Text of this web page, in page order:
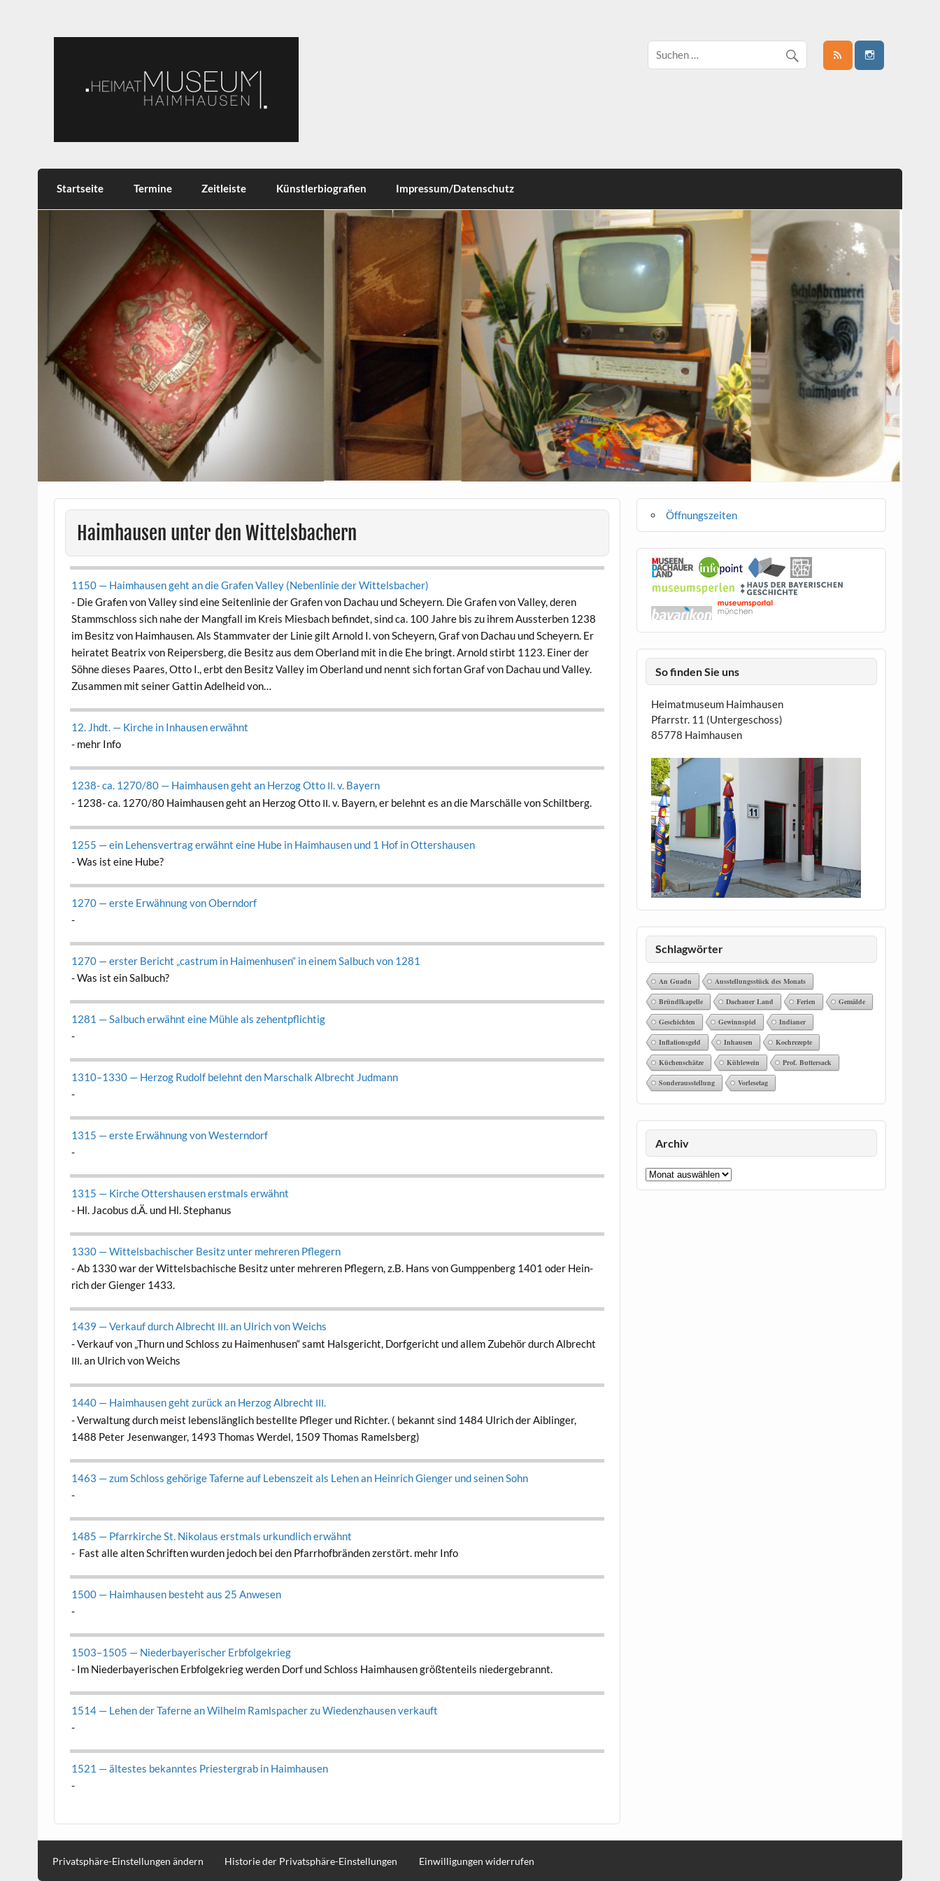
Startseite Termine Zeitleiste Künstlerbiografien Impressum/Datenschutz
Haimhausen unter den Wittelsbachern
1150 — Haimhausen geht an die Grafen Val­ley (Neben­lin­ie der Wit­tels­bach­er)
- Die Grafen von Val­ley sind eine Seit­en­lin­ie der Grafen von Dachau und Schey­ern. Die Grafen von Val­ley, deren
Stamm­schloss sich nahe der Mang­fall im Kreis Mies­bach befind­et, sind ca. 100 Jahre bis zu ihrem Ausster­ben 1238
im Besitz von Haimhausen. Als Stam­m­vater der Lin­ie gilt Arnold I. von Schey­ern, Graf von Dachau und Schey­ern. Er
heiratet Beat­rix von Reipers­berg, die Besitz aus dem Ober­land mit in die Ehe bringt. Arnold stirbt 1123. Ein­er der
Söhne dieses Paares, Otto I., erbt den Besitz Val­ley im Ober­land und nen­nt sich for­t­an Graf von Dachau und Val­ley.
Zusam­men mit sein­er Gat­tin Adel­heid von…
12. Jhdt. — Kirche in Inhausen erwäh­nt
- mehr Info
1238- ca. 1270/80 — Haimhausen geht an Her­zog Otto II. v. Bay­ern
- 1238- ca. 1270/80 Haimhausen geht an Her­zog Otto II. v. Bay­ern, er belehnt es an die Marschälle von Schiltberg.
1255 — ein Lehensver­trag erwäh­nt eine Hube in Haimhausen und 1 Hof in Otter­shausen
-Was ist eine Hube?
1270 — erste Erwäh­nung von Obern­dorf
-
1270 — erster Bericht „cas­trum in Haimen­husen“ in einem Sal­buch von 1281
-Was ist ein Salbuch?
1281 — Sal­buch erwäh­nt eine Müh­le als zehentpflichtig
-
1310–1330 — Her­zog Rudolf belehnt den Marschalk Albrecht Jud­mann
-
1315 — erste Erwäh­nung von West­ern­dorf
-
1315 — Kirche Otter­shausen erst­mals erwäh­nt
- Hl. Jacobus d.Ä. und Hl. Stephanus
1330 — Wit­tels­bachis­ch­er Besitz unter mehreren Pflegern
-Ab 1330 war der Wit­tels­bachis­che Besitz unter mehreren Pflegern, z.B. Hans von Gump­pen­berg 1401 oder Hein­
rich der Gien­ger 1433.
1439 — Verkauf durch Albrecht III. an Ulrich von Weichs
-Verkauf von „Thurn und Schloss zu Haimen­husen“ samt Hals­gericht, Dor­fgericht und allem Zube­hör durch Albrecht
III. an Ulrich von Weichs
1440 — Haimhausen geht zurück an Her­zog Albrecht III.
-Ver­wal­tung durch meist lebenslänglich bestellte Pfleger und Richter. ( bekan­nt sind 1484 Ulrich der Aib­linger,
1488 Peter Jesen­wanger, 1493 Thomas Werdel, 1509 Thomas Ramelsberg)
1463 — zum Schloss gehörige Taferne auf Leben­szeit als Lehen an Hein­rich Gien­ger und seinen Sohn
-
1485 — Pfar­rkirche St. Niko­laus erst­mals urkundlich erwäh­nt
- Fast alle alten Schriften wur­den jedoch bei den Pfar­rhof­brän­den zer­stört. mehr Info
1500 — Haimhausen beste­ht aus 25 Anwe­sen
-
1503–1505 — Nieder­bay­erisch­er Erb­fol­gekrieg
- Im Nieder­bay­erischen Erb­fol­gekrieg wer­den Dorf und Schloss Haimhausen größ­ten­teils niedergebrannt.
1514 — Lehen der Taferne an Wil­helm Ramlspach­er zu Wieden­zhausen verkauft
-
1521 — ältestes bekan­ntes Priester­grab in Haimhausen
-
Öffnungszeiten
So finden Sie uns
Heimatmuseum Haimhausen
Pfarrstr. 11 (Untergeschoss)
85778 Haimhausen
Schlagwörter
An Guadn Ausstellungsstück des Monats
Bründlkapelle Dachauer Land Ferien Gemälde
Geschichten Gewinnspiel Indianer
Inflationsgeld Inhausen Kochrezepte
Küchenschätze Kühlewein Prof. Buttersack
Sonderausstellung Vorlesetag
Archiv
Archiv
Privatsphäre-Einstellungen ändern Historie der Privatsphäre-Einstellungen Einwilligungen widerrufen